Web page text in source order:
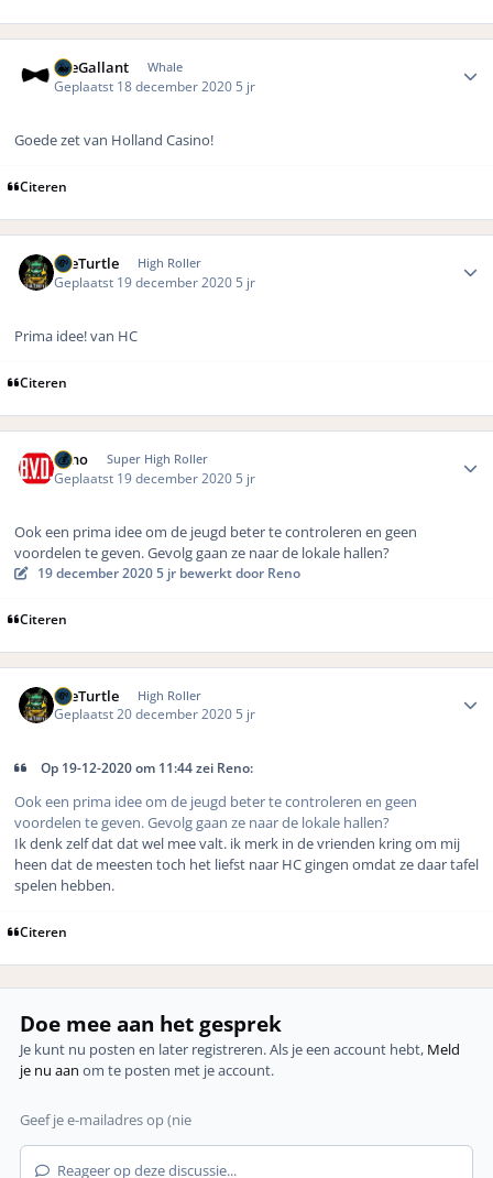
TheGallant Whale
Geplaatst 18 december 2020 5 jr
Goede zet van Holland Casino!
Citeren
TheTurtle High Roller
Geplaatst 19 december 2020 5 jr
Prima idee! van HC
Citeren
Reno Super High Roller
Geplaatst 19 december 2020 5 jr
Ook een prima idee om de jeugd beter te controleren en geen
voordelen te geven. Gevolg gaan ze naar de lokale hallen?
19 december 20205 jr bewerkt door Reno
Citeren
TheTurtle High Roller
Geplaatst20 december 2020 5 jr
Op 19-12-2020 om 11:44 zei Reno:
Ook een prima idee om de jeugd beter te controleren en geen
voordelen te geven. Gevolg gaan ze naar de lokale hallen?
Ik denk zelf dat dat wel mee valt. ik merk in de vrienden kring om mij
heen dat de meesten toch het liefst naar HC gingen omdat ze daar tafel
spelen hebben.
Citeren
Doe mee aan het gesprek
Je kunt nu posten en later registreren. Als je een account hebt, Meld
je nu aan om te posten met je account.
Reageer op deze discussie...